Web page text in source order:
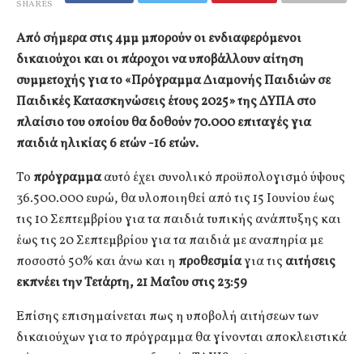
SHARES
Από σήμερα στις 4μμ μπορούν οι ενδιαφερόμενοι
δικαιούχοι και οι πάροχοι να υποβάλλουν αίτηση
συμμετοχής για το «Πρόγραμμα Διαμονής Παιδιών σε
Παιδικές Κατασκηνώσεις έτους 2025» της ΔΥΠΑ στο
πλαίσιο του οποίου θα δοθούν 70.000 επιταγές για
παιδιά ηλικίας 6 ετών -16 ετών.
Το πρόγραμμααυτό έχει συνολικό προϋπολογισμό ύψους
36.500.000 ευρώ, θα υλοποιηθεί από τις 15 Ιουνίου έως
τις 10 Σεπτεμβρίου για τα παιδιά τυπικής ανάπτυξης και
έως τις 20 Σεπτεμβρίου για τα παιδιά με αναπηρία με
ποσοστό 50% και άνω και η προθεσμίαγια τις αιτήσεις
εκπνέει την Τετάρτη, 21 Μαΐου στις 23:59
Επίσης επισημαίνεται πως η υποβολή αιτήσεων των
δικαιούχων για το πρόγραμμα θα γίνονται αποκλειστικά